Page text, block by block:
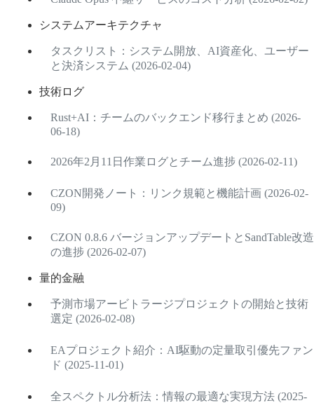
システムアーキテクチャ
タスクリスト：システム開放、AI資産化、ユーザー
と決済システム (2026-02-04)
技術ログ
Rust+AI：チームのバックエンド移行まとめ (2026-
06-18)
2026年2月11日作業ログとチーム進捗 (2026-02-11)
CZON開発ノート：リンク規範と機能計画 (2026-02-
09)
CZON 0.8.6 バージョンアップデートとSandTable改造
の進捗 (2026-02-07)
量的金融
予測市場アービトラージプロジェクトの開始と技術
選定 (2026-02-08)
EAプロジェクト紹介：AI駆動の定量取引優先ファン
ド (2025-11-01)
全スペクトル分析法：情報の最適な実現方法 (2025-